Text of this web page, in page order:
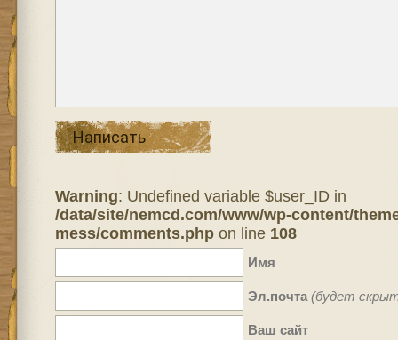
Написать
Warning: Undefined variable $user_ID in
/data/site/nemcd.com/www/wp-content/
mess/comments.phpon line 108
Имя
Эл.почта (будет
Ваш сайт